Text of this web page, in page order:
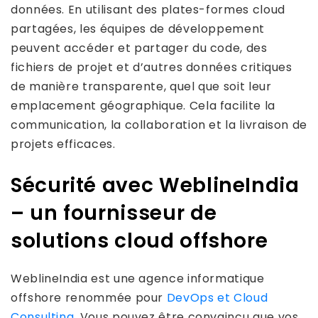
données. En utilisant des plates-formes cloud
partagées, les équipes de développement
peuvent accéder et partager du code, des
fichiers de projet et d’autres données critiques
de manière transparente, quel que soit leur
emplacement géographique. Cela facilite la
communication, la collaboration et la livraison de
projets efficaces.
Sécurité avec WeblineIndia
– un fournisseur de
solutions cloud offshore
WeblineIndia est une agence informatique
offshore renommée pour DevOps et Cloud